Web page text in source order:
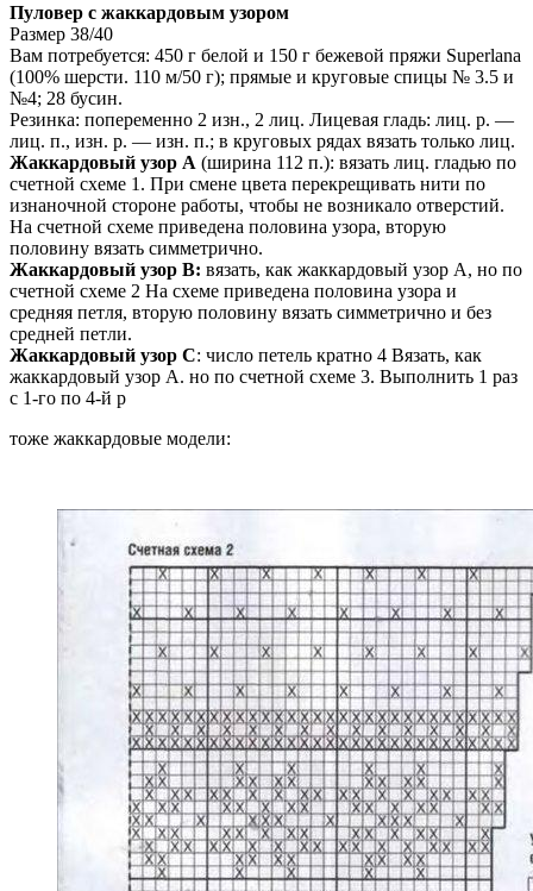
Пуловер с жаккардовым узором
Размер 38/40
Вам потребуется: 450 г белой и 150 г бежевой пряжи Superlana
(100% шерсти. 110 м/50 г); прямые и круговые спицы № 3.5 и
№4; 28 бусин.
Резинка: попеременно 2 изн., 2 лиц. Лицевая гладь: лиц. р. —
лиц. п., изн. р. — изн. п.; в круговых рядах вязать только лиц.
Жаккардовый узор А (ширина 112 п.): вязать лиц. гладью по
счетной схеме 1. При смене цвета перекрещивать нити по
изнаночной стороне работы, чтобы не возникало отверстий.
На счетной схеме приведена половина узора, вторую
половину вязать симметрично.
Жаккардовый узор В: вязать, как жаккардовый узор А, но по
счетной схеме 2 На схеме приведена половина узора и
средняя петля, вторую половину вязать симметрично и без
средней петли.
Жаккардовый узор С: число петель кратно 4 Вязать, как
жаккардовый узор А. но по счетной схеме 3. Выполнить 1 раз
с 1-го по 4-й р
тоже жаккардовые модели: